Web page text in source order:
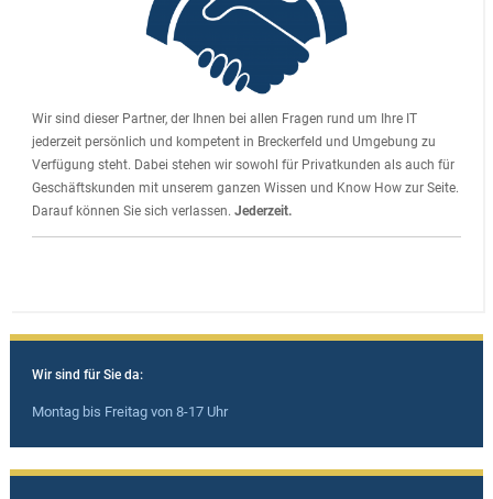
Wir sind dieser Partner, der Ihnen bei allen Fragen rund um Ihre IT
jederzeit persönlich und kompetent in Breckerfeld und Umgebung zu
Verfügung steht. Dabei stehen wir sowohl für Privatkunden als auch für
Geschäftskunden mit unserem ganzen Wissen und Know How zur Seite.
Darauf können Sie sich verlassen. Jederzeit.
Wir sind für Sie da:
Montag bis Freitag von 8-17 Uhr